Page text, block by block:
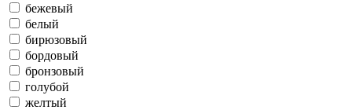
бежевый
белый
бирюзовый
бордовый
бронзовый
голубой
желтый